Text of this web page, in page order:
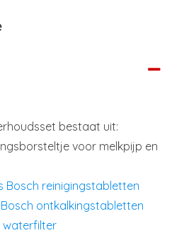
bestaat uit:
voor melkpijp en
Bosch reinigingstabletten
Bosch ontkalkingstabletten
waterfilter